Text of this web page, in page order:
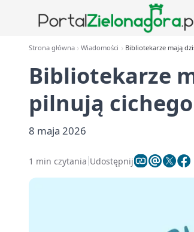
Strona główna Wiadomości Bibliotekarze mają
Bibliotekarze
pilnują
8 maja 2026
1 min czytania Udostępnij